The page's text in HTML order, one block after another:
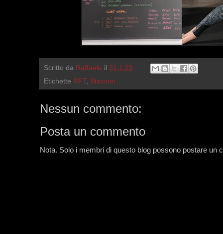
Scritto da Raffaele il 31.1.23
Etichette RFT, Stazioni
Nessun commento:
Posta un commento
Nota. Solo i membri di questo blog possono postare un